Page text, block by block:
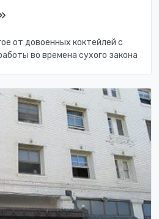
от довоенных коктейлей с
во времена сухого закона